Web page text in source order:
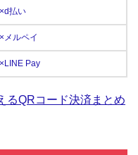
払い
メルペイ
Pay
るQRコード決済まとめ